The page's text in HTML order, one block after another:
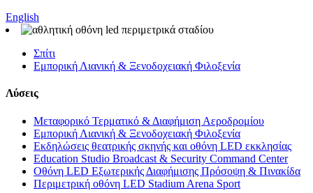
English
Σπίτι
Εμπορική Λιανική & Ξενοδοχειακή Φιλοξενία
Λύσεις
Μεταφορικό Τερματικό & Διαφήμιση Αεροδρομίου
Εμπορική Λιανική & Ξενοδοχειακή Φιλοξενία
Εκδηλώσεις θεατρικής σκηνής και οθόνη LED εκκλησίας
Education Studio Broadcast & Security Command Center
Οθόνη LED Εξωτερικής Διαφήμισης Πρόσοψη & Πινακίδα
Περιμετρική οθόνη LED Stadium Arena Sport